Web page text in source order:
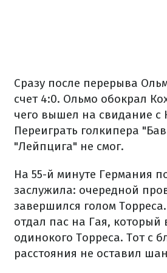
Сразу после перерыва
счет 4:0. Ольмо обокрал
чего вышел на свидание с
Переиграть голкипера
"Лейпцига" не смог.
На 55-й минуте Германия
заслужила: очередной
завершился голом
отдал пас на Гая, который
одинокого Торреса. Тот с
расстояния не оставил